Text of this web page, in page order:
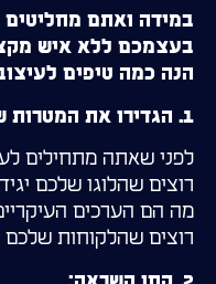
במידה ואתם
בעצמכם ללא איש
הנה כמה טיפים
1. הגדירו את המטרות שלכם:
לפני שאתה מתחילים
רוצים שהלוגו שלכם
מה הם הערכים
רוצים שהלקוחות שלכם